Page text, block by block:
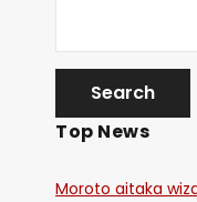
Top News
Moroto aitaka